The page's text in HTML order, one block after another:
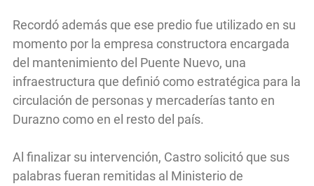
Recordó además que ese predio fue utilizado en su
momento por la empresa constructora encargada
del mantenimiento del Puente Nuevo, una
infraestructura que definió como estratégica para la
circulación de personas y mercaderías tanto en
Durazno como en el resto del país.
Al finalizar su intervención, Castro solicitó que sus
palabras fueran remitidas al Ministerio de